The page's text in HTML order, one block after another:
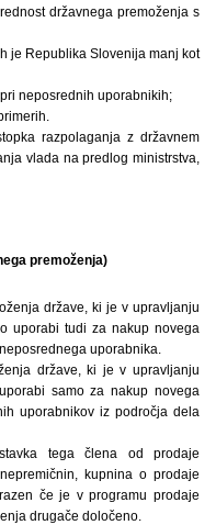
državnega premoženja s
je Republika Slovenija manj kot
neposrednih uporabnikih;
razpolaganja z državnem
vlada na predlog ministrstva,
premoženja)
države, ki je v upravljanju
uporabi tudi za nakup novega
uporabnika.
države, ki je v upravljanju
samo za nakup novega
uporabnikov iz področja dela
tega člena od prodaje
kupnina o prodaje
če je v programu prodaje
drugače določeno.